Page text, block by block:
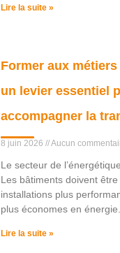
Lire la suite »
Former aux
un levier essentiel
accompagner la
8 juin 2026 Aucun
Le secteur de
Les bâtiments doivent
installations plus
plus économes en
Lire la suite »